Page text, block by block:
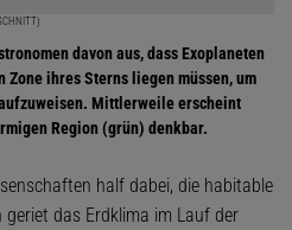
davon aus, dass Exoplaneten
ihres Sterns liegen müssen, um
Mittlerweile erscheint
Region (grün) denkbar.
half dabei, die habitable
das Erdklima im Lauf der